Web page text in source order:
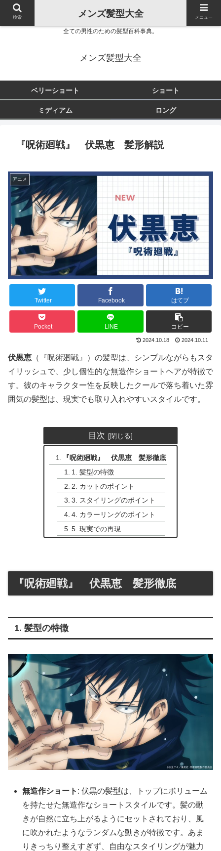
全ての男性のための髪型百科事典。
メンズ髪型大全
ベリーショート ショート
ミディアム ロング
『呪術廻戦』 伏黒恵 髪形解説
アニメ
Twitter Facebook はてブ
Pocket LINE コピー
2024.10.18 2024.10.11
伏黒恵 （『呪術廻戦』）の髪型は、シンプルながらもスタ
イリッシュで、少し個性的な無造作ショートヘアが特徴で
す。彼のキャラクター性を反映したクールで落ち着いた雰
囲気の髪型は、現実でも取り入れやすいスタイルです。
目次
『呪術廻戦』 伏黒恵 髪形徹底
1. 髪型の特徴
2. カットのポイント
3. スタイリングのポイント
4. カラーリングのポイント
5. 現実での再現
『呪術廻戦』 伏黒恵 髪形徹底
1. 髪型の特徴
無造作ショート : 伏黒の髪型は、トップにボリューム
を持たせた無造作なショートスタイルです。髪の動
きが自然に立ち上がるようにセットされており、風
に吹かれたようなランダムな動きが特徴です。あま
りきっちり整えすぎず、自由なスタイリングが魅力
検索 メンズ髪型大全 メニュー